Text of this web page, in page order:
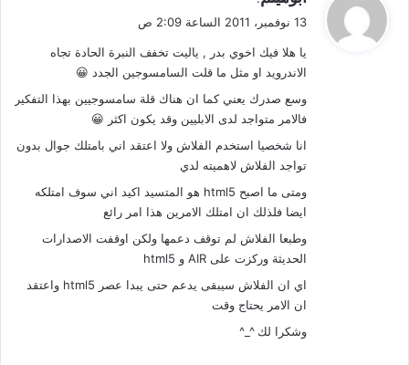
ل
13 نوفمبر، 2011 الساعة 2:09 ص
يا هلا فيك اخوي بدر , ياليت تخفف النبرة الحادة تجاه
الاندرويد او مثل ما قلت السامسوجين الجدد 😀
وسع صدرك يعني كما ان هناك قلة سامسوجيين بهذا التفكير
فالامر متواجد لدى الابليين وقد يكون اكثر 😀
انا شخصيا استخدم الفلاش ولا اعتقد اني بامتلك جوال بدون
تواجد الفلاش لاهميته لدي
ومتى ما اصبح html5 هو المتسيد اكيد اني سوف امتلكه
ايضا فلذلك ان امتلك الامرين هذا امر رائع
وطبعا الفلاش لم توقف دعمها ولكن اوقفت الاصدارات
الحديثة وركزت على AIR و html5
اي ان الفلاش سيبقى يدعم حتى يبدا عصر html5 واعتقد
ان الامر يحتاج وقت
وشكرا لك ^_^